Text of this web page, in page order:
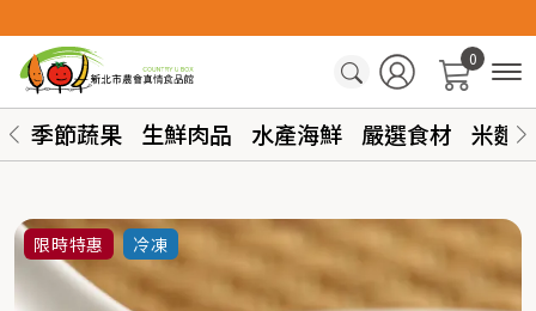
0
季節蔬果 生鮮肉品 水產海鮮 嚴選食材 米麵
限時特惠 冷凍